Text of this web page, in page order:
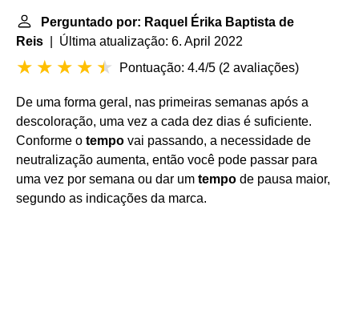
Perguntado por: Raquel Érika Baptista de
Reis | Última atualização: 6. April 2022
Pontuação: 4.4/5 (2 avaliações)
De uma forma geral, nas primeiras semanas após a
descoloração, uma vez a cada dez dias é suficiente.
Conforme o tempo vai passando, a necessidade de
neutralização aumenta, então você pode passar para
uma vez por semana ou dar um tempo de pausa maior,
segundo as indicações da marca.